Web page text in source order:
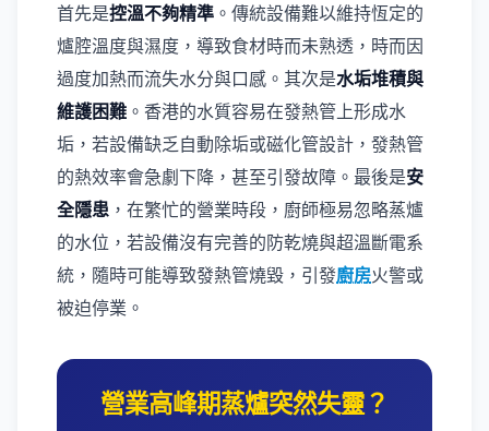
首先是控溫不夠精準 。傳統設備難以維持恆定的
爐腔溫度與濕度，導致食材時而未熟透，時而因
過度加熱而流失水分與口感。其次是水垢堆積與
維護困難 。香港的水質容易在發熱管上形成水
垢，若設備缺乏自動除垢或磁化管設計，發熱管
的熱效率會急劇下降，甚至引發故障。最後是安
全隱患 ，在繁忙的營業時段，廚師極易忽略蒸爐
的水位，若設備沒有完善的防乾燒與超溫斷電系
統，隨時可能導致發熱管燒毀，引發廚房火警或
被迫停業。
營業高峰期蒸爐突然失靈？